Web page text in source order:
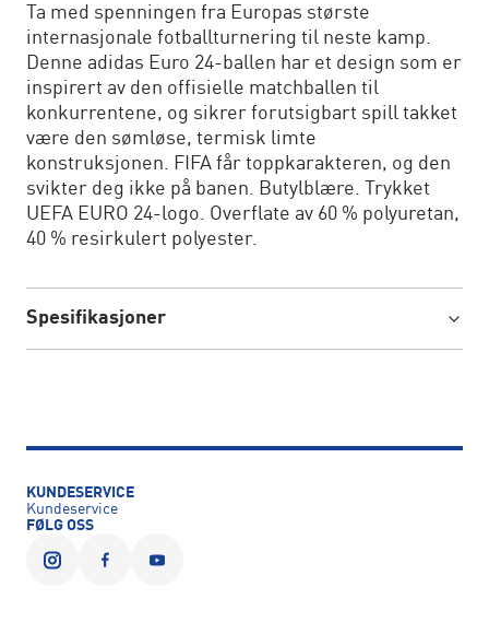
Ta med spenningen fra Europas største
internasjonale fotballturnering til neste kamp.
Denne adidas Euro 24-ballen har et design som er
inspirert av den offisielle matchballen til
konkurrentene, og sikrer forutsigbart spill takket
være den sømløse, termisk limte
konstruksjonen. FIFA får toppkarakteren, og den
svikter deg ikke på banen. Butylblære. Trykket
UEFA EURO 24-logo. Overflate av 60 % polyuretan,
40 % resirkulert polyester.
Spesifikasjoner
KUNDESERVICE
Kundeservice
FØLG OSS